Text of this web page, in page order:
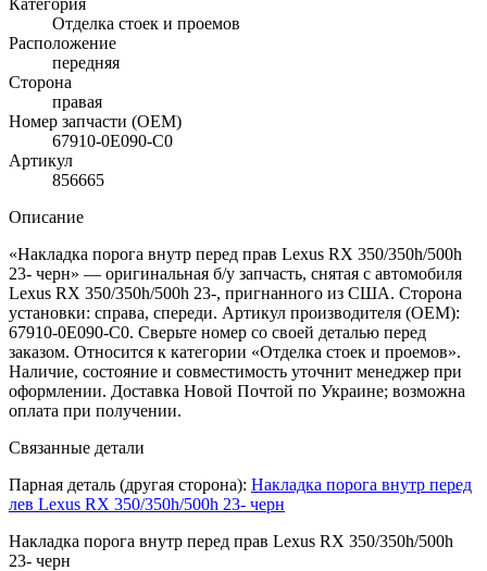
Отделка стоек и проемов
Расположение
передняя
Сторона
правая
Номер запчасти (OEM)
67910-0E090-C0
Артикул
856665
Описание
«Накладка порога внутр перед прав Lexus RX 350/350h/500h
23- черн» — оригинальная б/у запчасть, снятая с автомобиля
Lexus RX 350/350h/500h 23-, пригнанного из США. Сторона
установки: справа, спереди. Артикул производителя (OEM):
67910-0E090-C0. Сверьте номер со своей деталью перед
заказом. Относится к категории «Отделка стоек и проемов».
Наличие, состояние и совместимость уточнит менеджер при
оформлении. Доставка Новой Почтой по Украине; возможна
оплата при получении.
Связанные детали
Парная деталь (другая сторона): Накладка порога внутр перед
лев Lexus RX 350/350h/500h 23- черн
Накладка порога внутр перед прав Lexus RX 350/350h/500h
23- черн